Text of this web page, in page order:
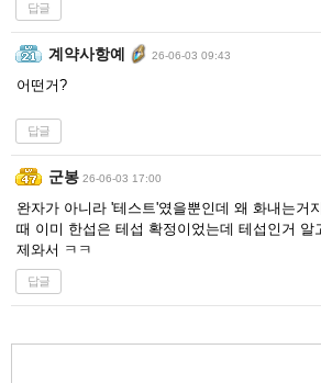
답글
계약사항예 26-06-03 09:43
어떤거?
답글
군봉 26-06-03 17:00
완자가 아니라 '테스트'였을뿐인데 왜 화내는거
때 이미 한섭은 테섭 확정이었는데 테섭인거 알
제와서 ㅋㅋ
답글